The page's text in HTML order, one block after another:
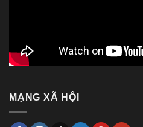
MẠNG XÃ HỘI